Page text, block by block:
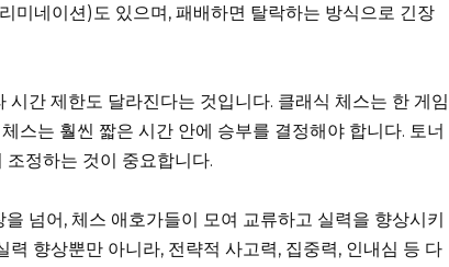
미네이션)도 있으며, 패배하면 탈락하는 방식으로 긴장
간 제한도 달라진다는 것입니다. 클래식 체스는 한 게임
스는 훨씬 짧은 시간 안에 승부를 결정해야 합니다. 토너
정하는 것이 중요합니다.
넘어, 체스 애호가들이 모여 교류하고 실력을 향상시키
향상뿐만 아니라, 전략적 사고력, 집중력, 인내심 등 다